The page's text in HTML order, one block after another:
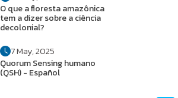
O que a floresta amazônica
tem a dizer sobre a ciência
decolonial?
7 May, 2025
Quorum Sensing humano
(QSH) - Español